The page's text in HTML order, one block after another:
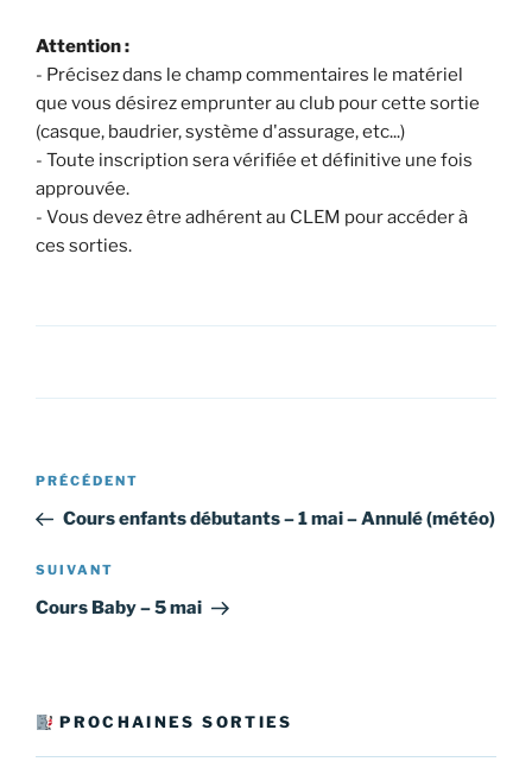
Attention :
- Précisez dans le champ commentaires le matériel
que vous désirez emprunter au club pour cette sortie
(casque, baudrier, système d'assurage, etc...)
- Toute inscription sera vérifiée et définitive une fois
approuvée.
- Vous devez être adhérent au CLEM pour accéder à
ces sorties.
Navigation
l’article
Article
précédent
PRÉCÉDENT
Cours enfants débutants – 1 mai – Annulé (météo)
Article
suivant
SUIVANT
Cours Baby – 5 mai
PROCHAINES SORTIES